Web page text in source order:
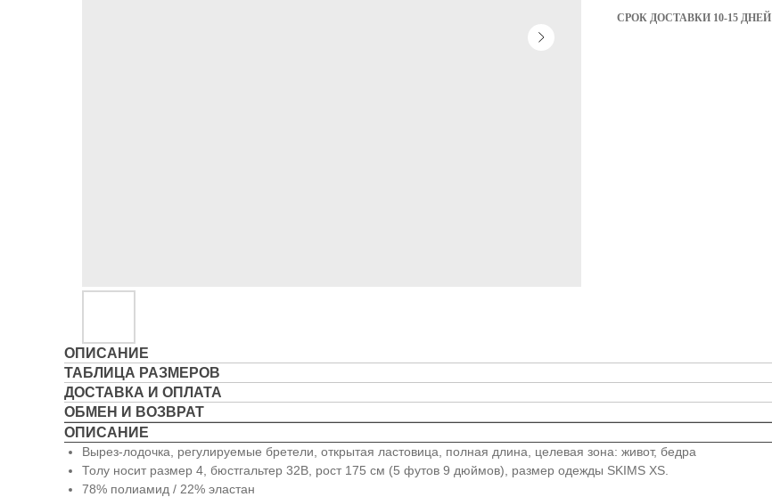
СРОК ДОСТАВКИ 10-15 ДНЕЙ
ОПИСАНИЕ
ТАБЛИЦА РАЗМЕРОВ
ДОСТАВКА И ОПЛАТА
ОБМЕН И ВОЗВРАТ
ОПИСАНИЕ
Вырез-лодочка, регулируемые бретели, открытая ластовица, полная длина, целевая зона: живот, бедра
Толу носит размер 4, бюстгальтер 32B, рост 175 см (5 футов 9 дюймов), размер одежды SKIMS XS.
78% полиамид / 22% эластан